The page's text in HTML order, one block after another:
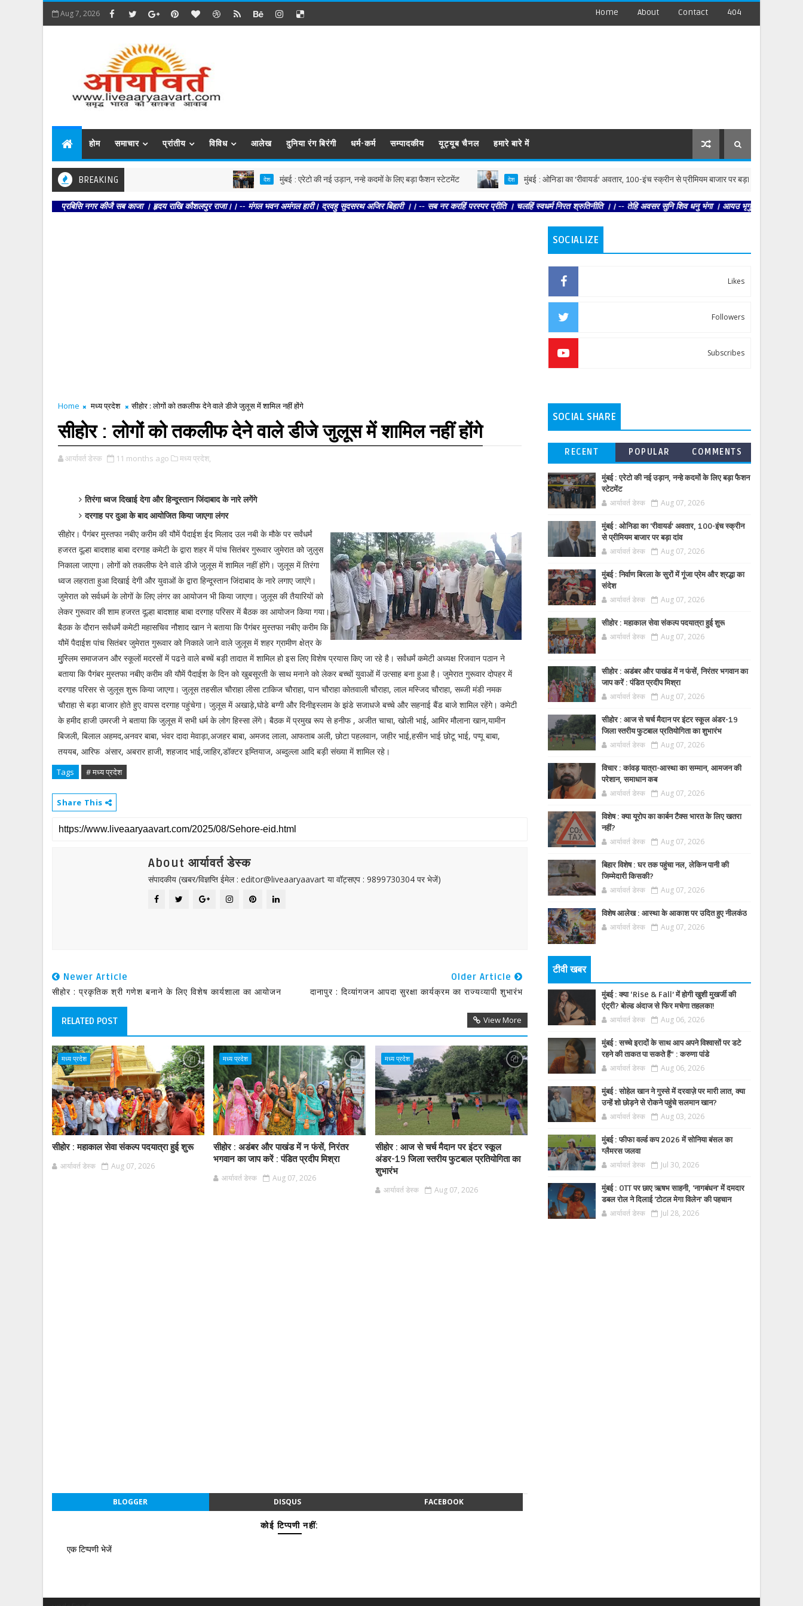
Aug 7, 2026 Home About Contact 404
होम समाचार प्रांतीय विविध आलेख दुनिया रंग बिरंगी धर्म-कर्म सम्पादकीय यूट्यूब चैनल हमारे बारे में
BREAKING देश मुंबई : एरेटो की नई उड़ान, नन्हे कदमों के लिए बड़ा फैशन स्टेटमेंट देश मुंबई : ओनिडा का 'रीवायर्ड’ अवतार, 100-इंच स्क्रीन से प्रीमियम बाजार पर बड़ा दांव
प्रबिसि नगर कीजै सब काजा । हृदय राखि कौशलपुर राजा।। -- मंगल भवन अमंगल हारी। द्रवहु सुदसरथ अजिर बिहारी ।। -- सब नर करहिं परस्पर प्रीति । चलहिं स्वधर्म निरत श्रुतिनीति ।। -- तेहि अवसर सुनि शिव धनु भंगा । आयउ भृगुकुल कमल पतंगा।। --
Home मध्य प्रदेश सीहोर : लोगों को तकलीफ देने वाले डीजे जुलूस में शामिल नहीं होंगे
सीहोर : लोगों को तकलीफ देने वाले डीजे जुलूस में शामिल नहीं होंगे
आर्यावर्त डेस्क 11 months ago मध्य प्रदेश,
तिरंगा ध्वज दिखाई देगा और हिन्दूस्तान जिंदाबाद के नारे लगेंगे
दरगाह पर दुआ के बाद आयोजित किया जाएगा लंगर
सीहोर। पैगंबर मुस्तफा नबीए करीम की यौमें पैदाईश ईद मिलाद उल नबी के मौके पर सर्वंधर्मं
हजरत दूल्हा बादशाह बाबा दरगाह कमेटी के द्वारा शहर में पांच सितंबर गुरूवार जुमेरात को जुलुस
निकाला जाएगा। लोगों को तकलीफ देने वाले डीजे जुलूस में शामिल नहीं होंगे। जुलूस में तिरंगा
ध्वज लहराता हुआ दिखाई देगी और युवाओं के द्वारा हिन्दूस्तान जिंदाबाद के नारे लगाए जाएंगे।
जुमेरात को सर्वधर्म के लोगों के लिए लंगर का आयोजन भी किया जाएगा। जुलूस की तैयारियों को
लेकर गुरूवार की शाम हजरत दूल्हा बादशाह बाबा दरगाह परिसर में बैठक का आयोजन किया गया।
बैठक के दौरान सर्वंधर्मं कमेटी महासचिव नौशाद खान ने बताया कि पैगंबर मुस्तफा नबीए करीम कि
यौमें पैदाईश पांच सितंबर जुमेरात गुरूवार को निकाले जाने वाले जुलूस में शहर ग्रामीण क्षेत्र के
मुुस्लिम समाजजन और स्कूलों मदरसों में पढऩे वाले बच्चें बड़ी तादात में शामिल हो इस लिए विशेष प्रयास किए जा रहे है। सर्वंधर्मं कमेटी अध्यक्ष रिजवान पठान ने
बताया कि पैगंबर मुस्तफा नबीए करीम की यौमें पैदाईश के दिन को खुबसूरती के साथ मनाने को लेकर बच्चों युवाओं मेंं उत्साह बना हुआ है। जुमेरात गुरूवार दोपहर में
दरगाह परिसर से जुलूस शुरू किया जाएगा। जुलूस तहसील चौराहा लीसा टाकिज चौराहा, पान चौराहा कोतवाली चौराहा, लाल मस्जिद चौराहा, सब्जी मंडी नमक
चौराहा से बड़ा बाजार होते हुए वापस दरगाह पहुंचेगा। जुलूस में अखाड़े,घोडे बग्गी और दिनीइस्लाम के झंडे सजाधजे बच्चे और सहनाई बैंड बाजे शामिल रहेंगे। कमेटी
के हमीद हाजी उमरजी ने बताया कि जुलूस में सभी धर्म के लोग हिस्सा लेंगे। बैठक में प्रमुख रूप से हनीफ , अजीत चाचा, खोली भाई, आमिर मौलाना खान,यामीन
बिजली, बिलाल अहमद,अनवर बाबा, भंवर दादा मेवाड़ा,अजहर बाबा, अमजद लाला, आफताब अली, छोटा पहलवान, जहीर भाई,हसीन भाई छोटू भाई, पप्पू बाबा,
तययब, आरिफ अंसार, अबरार हाजी, शहजाद भाई,जाहिर,डॉक्टर इम्तियाज, अब्दुल्ला आदि बड़ी संख्या में शामिल रहे।
Tags # मध्य प्रदेश
Share This
About आर्यावर्त डेस्क
संपादकीय (खबर/विज्ञप्ति ईमेल : editor@liveaaryaavart या वॉट्सएप : 9899730304 पर भेजें)
Newer Article
सीहोर : प्रकृतिक श्री गणेश बनाने के लिए विशेष कार्यशाला का आयोजन
Older Article
दानापुर : दिव्यांगजन आपदा सुरक्षा कार्यक्रम का राज्यव्यापी शुभारंभ
RELATED POST View More
मध्य प्रदेश
सीहोर : महाकाल सेवा संकल्प पदयात्रा हुई शुरू
आर्यावर्त डेस्क Aug 07, 2026
मध्य प्रदेश
सीहोर : अडंबर और पाखंड में न फंसें, निरंतर
भगवान का जाप करें : पंडित प्रदीप मिश्रा
आर्यावर्त डेस्क Aug 07, 2026
मध्य प्रदेश
सीहोर : आज से चर्च मैदान पर इंटर स्कूल
अंडर-19 जिला स्तरीय फुटबाल प्रतियोगिता का
शुभारंभ
आर्यावर्त डेस्क Aug 07, 2026
BLOGGER DISQUS FACEBOOK
कोई टिप्पणी नहीं:
एक टिप्पणी भेजें
SOCIALIZE
Likes
Followers
Subscribes
SOCIAL SHARE
RECENT POPULAR COMMENTS
मुंबई : एरेटो की नई उड़ान, नन्हे कदमों के लिए बड़ा फैशन
स्टेटमेंट
आर्यावर्त डेस्क Aug 07, 2026
मुंबई : ओनिडा का 'रीवायर्ड’ अवतार, 100-इंच स्क्रीन
से प्रीमियम बाजार पर बड़ा दांव
आर्यावर्त डेस्क Aug 07, 2026
मुंबई : निर्वाण बिरला के सुरों में गूंजा प्रेम और श्रद्धा का
संदेश
आर्यावर्त डेस्क Aug 07, 2026
सीहोर : महाकाल सेवा संकल्प पदयात्रा हुई शुरू
आर्यावर्त डेस्क Aug 07, 2026
सीहोर : अडंबर और पाखंड में न फंसें, निरंतर भगवान का
जाप करें : पंडित प्रदीप मिश्रा
आर्यावर्त डेस्क Aug 07, 2026
सीहोर : आज से चर्च मैदान पर इंटर स्कूल अंडर-19
जिला स्तरीय फुटबाल प्रतियोगिता का शुभारंभ
आर्यावर्त डेस्क Aug 07, 2026
विचार : कांवड़ यात्रा-आस्था का सम्मान, आमजन की
परेशान, समाधान कब
आर्यावर्त डेस्क Aug 07, 2026
विशेष : क्या यूरोप का कार्बन टैक्स भारत के लिए खतरा
नहीं?
आर्यावर्त डेस्क Aug 07, 2026
बिहार विशेष : घर तक पहुंचा नल, लेकिन पानी की
जिम्मेदारी किसकी?
आर्यावर्त डेस्क Aug 07, 2026
विशेष आलेख : आस्था के आकाश पर उदित हुए नीलकंठ
आर्यावर्त डेस्क Aug 07, 2026
टीवी खबर
मुंबई : क्या ‘Rise & Fall’ में होगी खुशी मुखर्जी की
एंट्री? बोल्ड अंदाज से फिर मचेगा तहलका!
आर्यावर्त डेस्क Aug 06, 2026
मुंबई : सच्चे इरादों के साथ आप अपने विश्वासों पर डटे
रहने की ताकत पा सकते हैं” : करुणा पांडे
आर्यावर्त डेस्क Aug 06, 2026
मुंबई : सोहेल खान ने गुस्से में दरवाज़े पर मारी लात, क्या
उन्हें शो छोड़ने से रोकने पहुंचे सलमान खान?
आर्यावर्त डेस्क Aug 03, 2026
मुंबई : फीफा वर्ल्ड कप 2026 में सोनिया बंसल का
ग्लैमरस जलवा
आर्यावर्त डेस्क Jul 30, 2026
मुंबई : OTT पर छाए ऋषभ साहनी, 'नागबंधन' में दमदार
डबल रोल ने दिलाई 'टोटल मेगा विलेन' की पहचान
आर्यावर्त डेस्क Jul 28, 2026